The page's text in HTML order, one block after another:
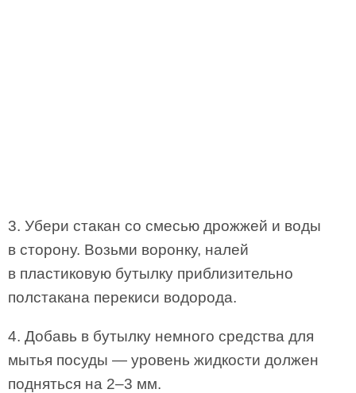
3. Убери стакан со смесью дрожжей и воды
в сторону. Возьми воронку, налей
в пластиковую бутылку приблизительно
полстакана перекиси водорода.
4. Добавь в бутылку немного средства для
мытья посуды — уровень жидкости должен
подняться на 2–3 мм.